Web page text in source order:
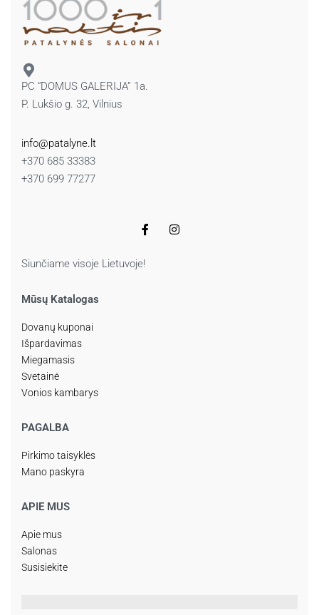
PC “DOMUS GALERIJA” 1a.
P. Lukšio g. 32, Vilnius
info@patalyne.lt
+370 685 33383
+370 699 77277
Siunčiame visoje Lietuvoje!
Mūsų Katalogas
Dovanų kuponai
Išpardavimas
Miegamasis
Svetainė
Vonios kambarys
PAGALBA
Pirkimo taisyklės
Mano paskyra
APIE MUS
Apie mus
Salonas
Susisiekite